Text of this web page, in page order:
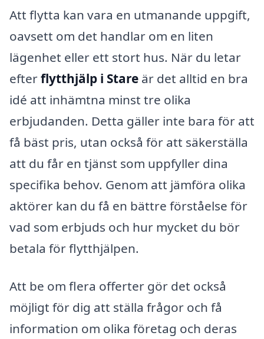
Att flytta kan vara en utmanande uppgift,
oavsett om det handlar om en liten
lägenhet eller ett stort hus. När du letar
efterflytthjälp i Stare är det alltid en bra
idé att inhämtna minst tre olika
erbjudanden. Detta gäller inte bara för att
få bäst pris, utan också för att säkerställa
att du får en tjänst som uppfyller dina
specifika behov. Genom att jämföra olika
aktörer kan du få en bättre förståelse för
vad som erbjuds och hur mycket du bör
betala för flytthjälpen.
Att be om flera offerter gör det också
möjligt för dig att ställa frågor och få
information om olika företag och deras